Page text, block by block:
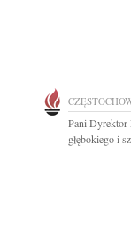
Pani
głębokiego i